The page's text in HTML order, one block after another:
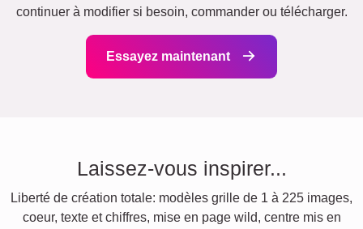
continuer à modifier si besoin, commander ou télécharger.
Essayez maintenant
Laissez-vous inspirer...
Liberté de création totale: modèles grille de 1 à 225 images,
coeur, texte et chiffres, mise en page wild, centre mis en